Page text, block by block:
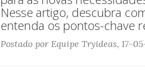
Nesse artigo, descubra
entenda os pontos-chave
Postado por Equipe Tryideas, 17-